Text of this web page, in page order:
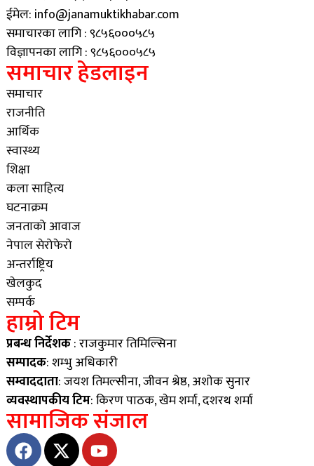
ईमेल: info@janamuktikhabar.com
समाचारका लागि : ९८५६०००५८५
विज्ञापनका लागि : ९८५६०००५८५
समाचार हेडलाइन
समाचार
राजनीति
आर्थिक
स्वास्थ्य
शिक्षा
कला साहित्य
घटनाक्रम
जनताको आवाज
नेपाल सेरोफेरो
अन्तर्राष्ट्रिय
खेलकुद
सम्पर्क
हाम्रो टिम
प्रबन्ध निर्देशक: राजकुमार तिमिल्सिना
सम्पादक: शम्भु अधिकारी
सम्वाददाता: जयश तिमल्सीना, जीवन श्रेष्ठ, अशाेक सुनार
व्यवस्थापकीय टिम: किरण पाठक, खेम शर्मा, दशरथ शर्मा
सामाजिक संजाल